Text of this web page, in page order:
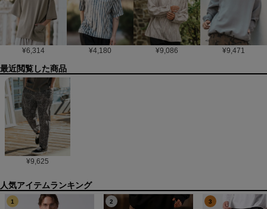
¥6,314 ¥4,180 ¥9,086 ¥9,471
最近閲覧した商品
¥9,625
1 2 3